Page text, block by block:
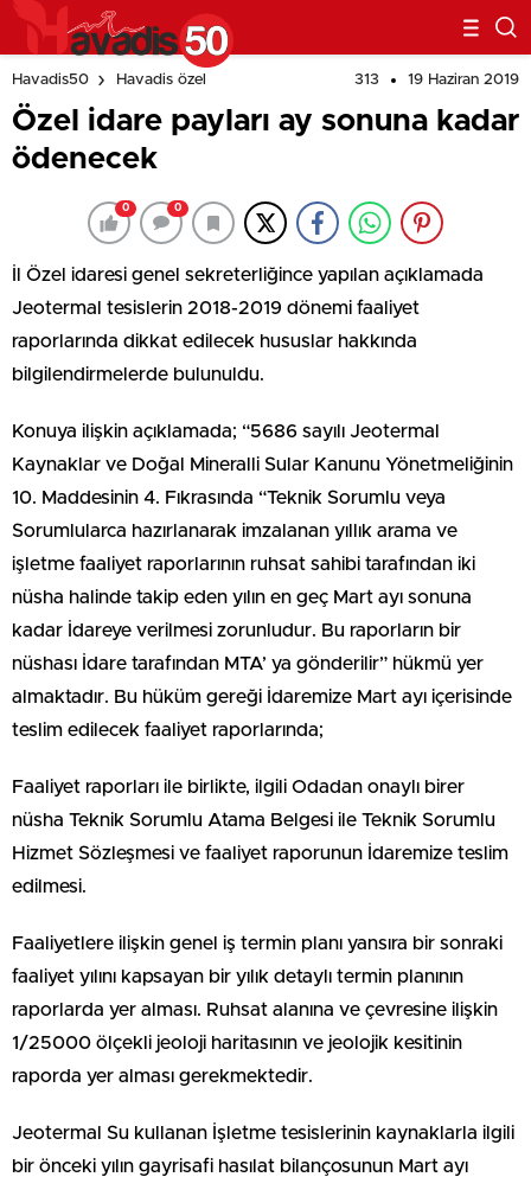
Havadis50 Havadis özel 313 19 Haziran 2019
Özel idare payları ay sonuna kadar
ödenecek
0 0
İl Özel idaresi genel sekreterliğince yapılan açıklamada
Jeotermal tesislerin 2018-2019 dönemi faaliyet
raporlarında dikkat edilecek hususlar hakkında
bilgilendirmelerde bulunuldu.
Konuya ilişkin açıklamada; “5686 sayılı Jeotermal
Kaynaklar ve Doğal Mineralli Sular Kanunu Yönetmeliğinin
10. Maddesinin 4. Fıkrasında “Teknik Sorumlu veya
Sorumlularca hazırlanarak imzalanan yıllık arama ve
işletme faaliyet raporlarının ruhsat sahibi tarafından iki
nüsha halinde takip eden yılın en geç Mart ayı sonuna
kadar İdareye verilmesi zorunludur. Bu raporların bir
nüshası İdare tarafından MTA’ ya gönderilir” hükmü yer
almaktadır. Bu hüküm gereği İdaremize Mart ayı içerisinde
teslim edilecek faaliyet raporlarında;
Faaliyet raporları ile birlikte, ilgili Odadan onaylı birer
nüsha Teknik Sorumlu Atama Belgesi ile Teknik Sorumlu
Hizmet Sözleşmesi ve faaliyet raporunun İdaremize teslim
edilmesi.
Faaliyetlere ilişkin genel iş termin planı yansıra bir sonraki
faaliyet yılını kapsayan bir yılık detaylı termin planının
raporlarda yer alması. Ruhsat alanına ve çevresine ilişkin
1/25000 ölçekli jeoloji haritasının ve jeolojik kesitinin
raporda yer alması gerekmektedir.
Jeotermal Su kullanan İşletme tesislerinin kaynaklarla ilgili
bir önceki yılın gayrisafi hasılat bilançosunun Mart ayı